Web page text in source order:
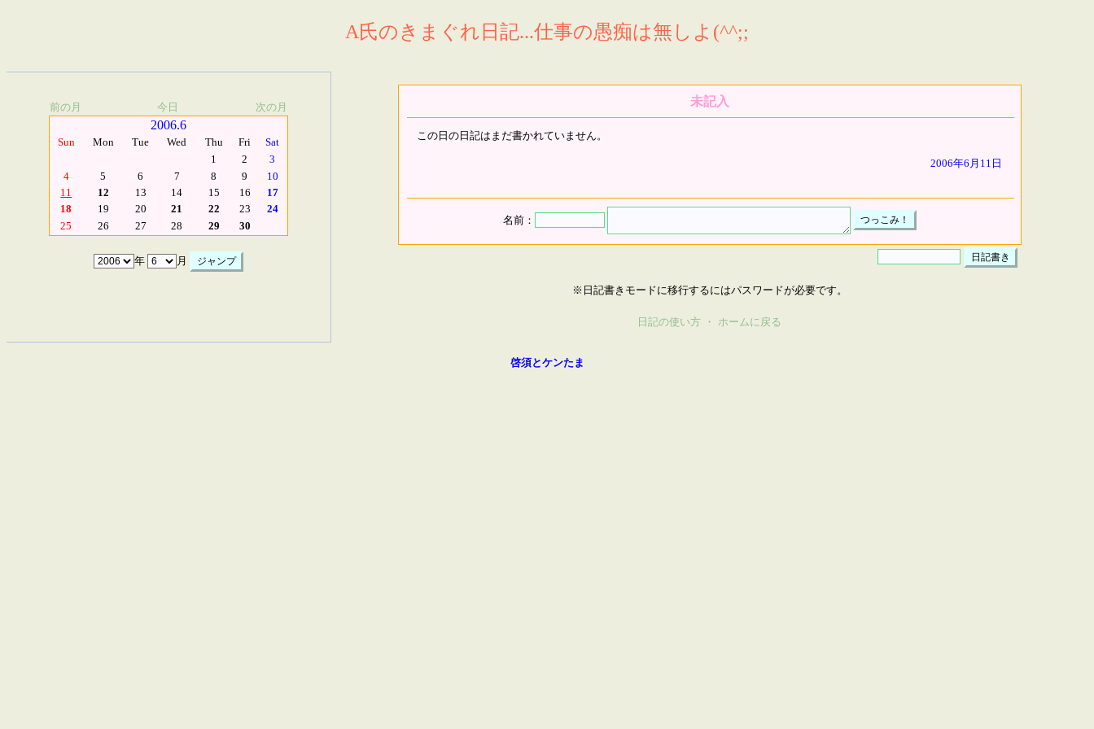
A氏のきまぐれ日記...仕事の愚痴は無しよ(^^;;
前の月 今日 次の月
2006.6
Sun Mon Tue Wed Thu Fri
Sat
1
2
3
4
5 6 7 8 9
10
11
12 13 14 15 16
17
18
19 20 21 22 23
24
25
26 27 28 29 30
年 月
未記入
この日の日記はまだ書かれていません。
2006年6月11日
名前：
※日記書きモードに移行するにはパスワードが必要です。
日記の使い方 ・ ホームに戻る
啓須とケンたま